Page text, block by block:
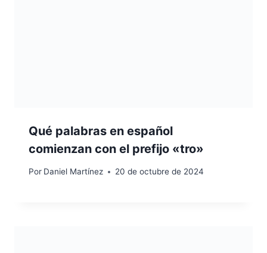
Qué palabras en español
comienzan con el prefijo «tro»
Por Daniel Martínez 20 de octubre de 2024